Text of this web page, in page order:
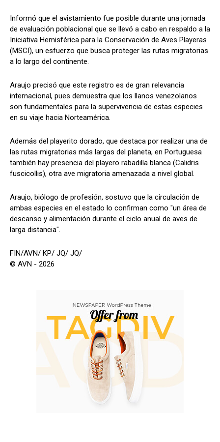
Informó que el avistamiento fue posible durante una jornada
de evaluación poblacional que se llevó a cabo en respaldo a la
Iniciativa Hemisférica para la Conservación de Aves Playeras
(MSCI), un esfuerzo que busca proteger las rutas migratorias
a lo largo del continente.
Araujo precisó que este registro es de gran relevancia
internacional, pues demuestra que los llanos venezolanos
son fundamentales para la supervivencia de estas especies
en su viaje hacia Norteamérica.
Además del playerito dorado, que destaca por realizar una de
las rutas migratorias más largas del planeta, en Portuguesa
también hay presencia del playero rabadilla blanca (Calidris
fuscicollis), otra ave migratoria amenazada a nivel global.
Araujo, biólogo de profesión, sostuvo que la circulación de
ambas especies en el estado lo confirman como "un área de
descanso y alimentación durante el ciclo anual de aves de
larga distancia".
FIN/AVN/ KP/ JQ/ JQ/
© AVN - 2026